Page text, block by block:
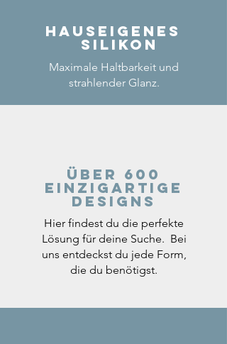
Hauseigenes
Silikon
Maximale Haltbarkeit und
strahlender Glanz.
Über 600
einzigartige
Designs
Hier findest du die perfekte
Lösung für deine Suche. Bei
uns entdeckst du jede Form,
die du benötigst.